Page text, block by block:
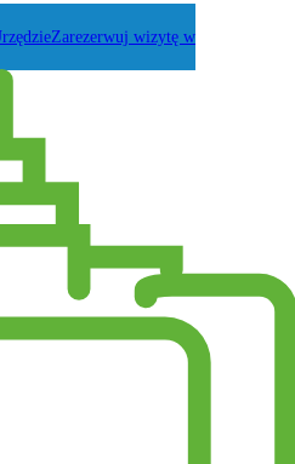
Zarezerwuj wizytę w